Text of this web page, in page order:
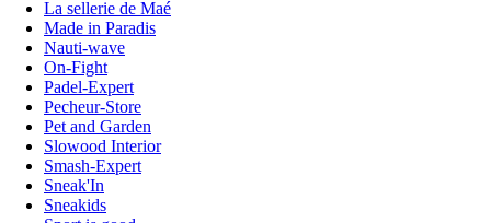
La sellerie de Maé
Made in Paradis
Nauti-wave
On-Fight
Padel-Expert
Pecheur-Store
Pet and Garden
Slowood Interior
Smash-Expert
Sneak'In
Sneakids